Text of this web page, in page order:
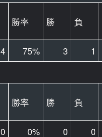
勝率 勝 負
4 75% 3 1
勝率 勝 負
0 0% 0 0